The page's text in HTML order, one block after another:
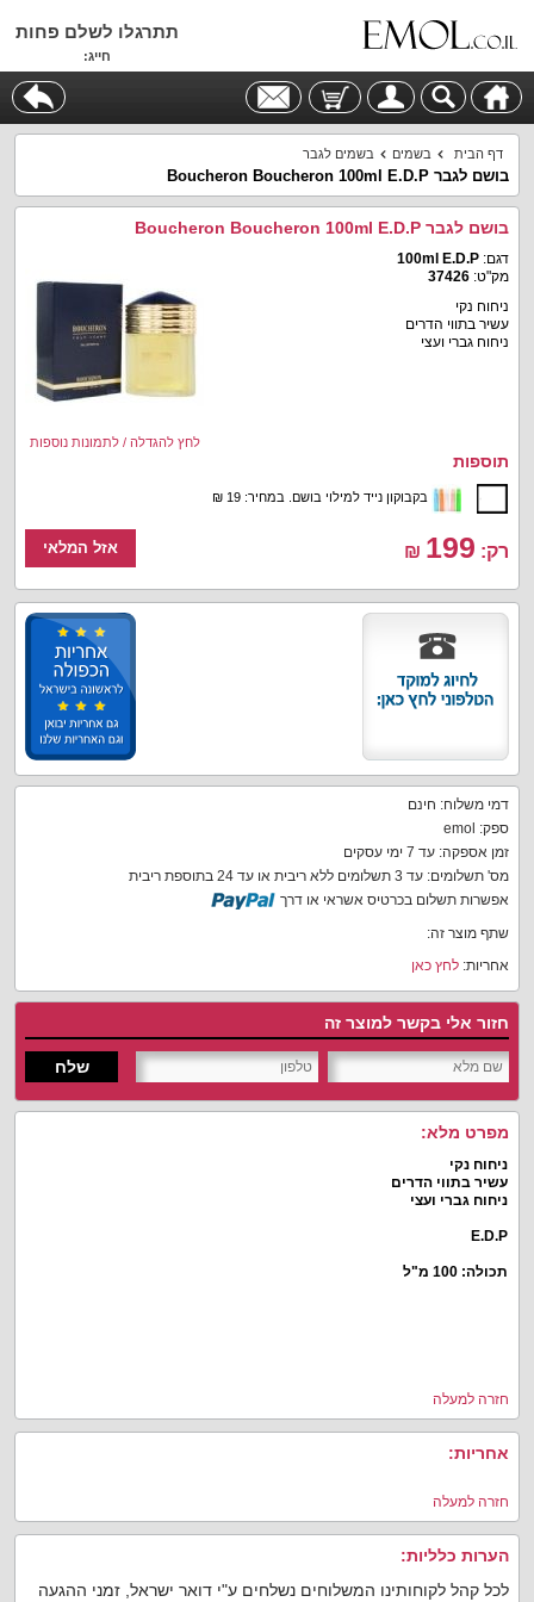
תתרגלו לשלם פחות
חייג:
דף הבית בשמים בשמים לגבר
בושם לגבר Boucheron Boucheron 100ml E.D.P
בושם לגבר Boucheron Boucheron 100ml E.D.P
לחץ להגדלה / לתמונות נוספות
דגם: 100ml E.D.P
מק"ט: 37426
ניחוח נקי
עשיר בתווי הדרים
ניחוח גברי ועצי
תוספות
בקבוקון נייד למילוי בושם. במחיר: 19 ₪
רק: 199
₪ אזל המלאי
דמי משלוח: חינם
ספק: emol
זמן אספקה: עד 7 ימי עסקים
מס' תשלומים: עד 3 תשלומים ללא ריבית או עד 24 בתוספת ריבית
אפשרות תשלום בכרטיס אשראי או דרך
שתף מוצר זה:
אחריות: לחץ כאן
חזור אלי בקשר למוצר זה
שלח
מפרט מלא:
ניחוח נקי
עשיר בתווי הדרים
ניחוח גברי ועצי
E.D.P
תכולה: 100 מ"ל
חזרה למעלה
אחריות:
חזרה למעלה
הערות כלליות:
לכל קהל לקוחותינו המשלוחים נשלחים ע"י דואר ישראל, זמני ההגעה